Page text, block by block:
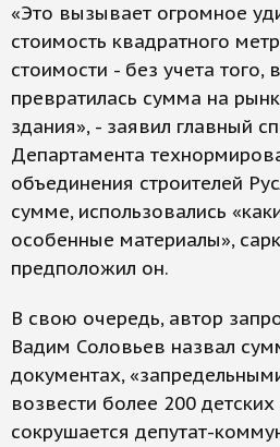
«Это вызывает огромное
стоимость квадратного
стоимости - без учета того,
превратилась сумма на
здания», - заявил главный
Департамента
объединения строителей
сумме, использовались
особенные материалы»,
предположил он.
В свою очередь, автор
Вадим Соловьев назвал
документах,
возвести более 200
сокрушается депутат-